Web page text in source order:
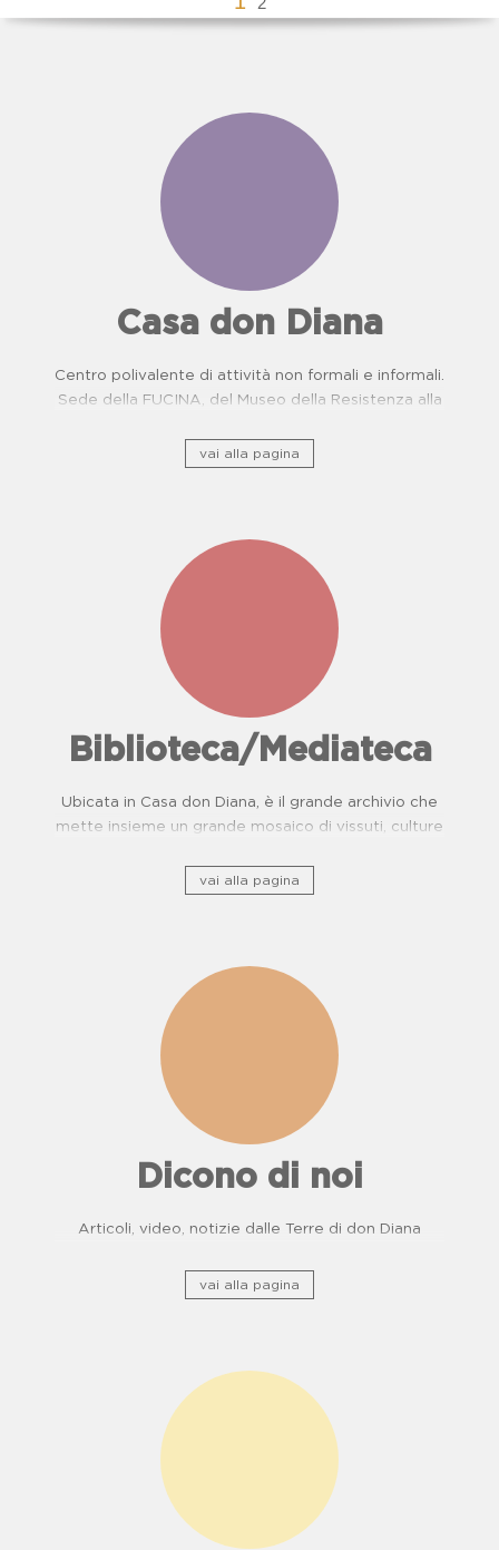
Casa don Diana
Centro polivalente di attività non formali e informali.
Sede della FUCINA, del Museo della Resistenza alla
Oncologiche. Proposte didattiche per scuole.
vai alla pagina
Biblioteca/Mediateca
Ubicata in Casa don Diana, è il grande archivio che
mette insieme un grande mosaico di vissuti, culture
vai alla pagina
Dicono di noi
Articoli, video, notizie dalle Terre di don Diana
vai alla pagina